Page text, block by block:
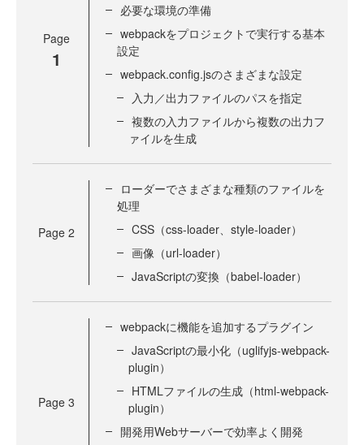
Page
1
必要な環境の準備
webpackをプロジェクトで実行する基本
設定
webpack.config.jsのさまざまな設定
入力／出力ファイルのパスを指定
複数の入力ファイルから複数の出力フ
ァイルを生成
Page 2
ローダーでさまざまな種類のファイルを
処理
CSS（css-loader、style-loader）
画像（url-loader）
JavaScriptの変換（babel-loader）
Page 3
webpackに機能を追加するプラグイン
JavaScriptの最小化（uglifyjs-webpack-
plugin）
HTMLファイルの生成（html-webpack-
plugin）
開発用Webサーバーで効率よく開発